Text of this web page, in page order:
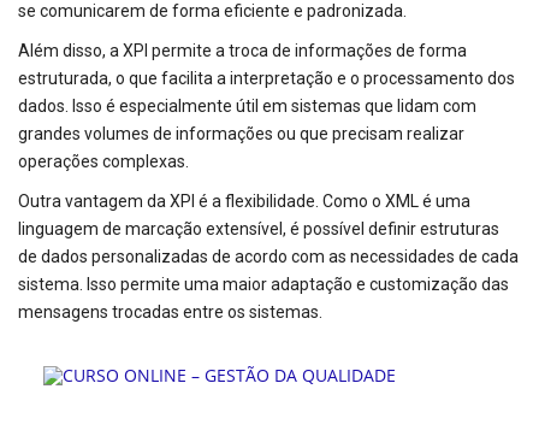
se comunicarem de forma eficiente e padronizada.
Além disso, a XPI permite a troca de informações de forma
estruturada, o que facilita a interpretação e o processamento dos
dados. Isso é especialmente útil em sistemas que lidam com
grandes volumes de informações ou que precisam realizar
operações complexas.
Outra vantagem da XPI é a flexibilidade. Como o XML é uma
linguagem de marcação extensível, é possível definir estruturas
de dados personalizadas de acordo com as necessidades de cada
sistema. Isso permite uma maior adaptação e customização das
mensagens trocadas entre os sistemas.